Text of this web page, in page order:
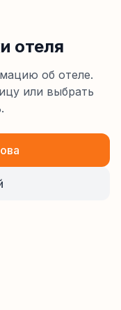
отеля
об отеле.
или выбрать